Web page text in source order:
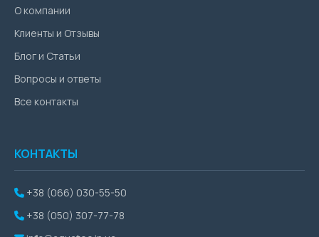
О компании
Клиенты и Отзывы
Блог и Статьи
Вопросы и ответы
Все контакты
КОНТАКТЫ
+38 (066) 030-55-50
+38 (050) 307-77-78